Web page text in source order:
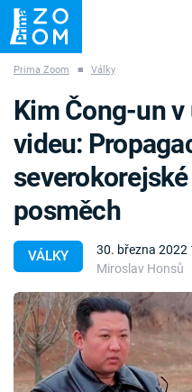
ZÁHADY VETŘELCI
Témata
Témata
Pořady
TV Program
Prima Zoom ■ Války
VÁLKY
30. března 2022
Miroslav Honsů
Kim Čong-un
videu:
posměch